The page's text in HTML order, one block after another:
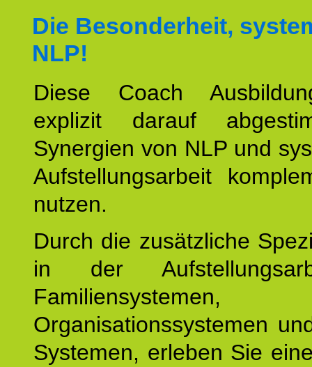
Die Besonderheit,
NLP!
Diese Coach
explizit darauf
Synergien von NLP und
Aufstellungsarbeit
nutzen.
Durch die zusätzliche
in der
Familiensystemen,
Organisationssystemen
Systemen, erleben Sie